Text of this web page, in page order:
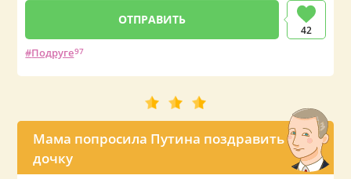
42
Подруге97
Мама попросила Путина поздравить
дочку